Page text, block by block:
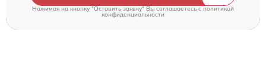
Нажимая на кнопку "Оставить заявку" Вы соглашаетесь c политикой
конфиденциальности